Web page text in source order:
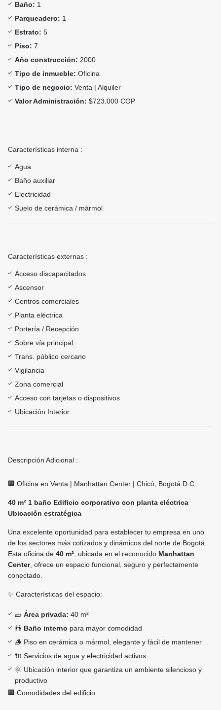
Baño: 1
Parqueadero: 1
Estrato: 5
Piso: 7
Año construcción: 2000
Tipo de inmueble: Oficina
Tipo de negocio: Venta | Alquiler
Valor Administración: $723.000 COP
Características interna :
Agua
Baño auxiliar
Electricidad
Suelo de cerámica / mármol
Características externas :
Acceso discapacitados
Ascensor
Centros comerciales
Planta eléctrica
Portería / Recepción
Sobre vía principal
Trans. público cercano
Vigilancia
Zona comercial
Acceso con tarjetas o dispositivos
Ubicación Interior
Descripción Adicional :
🏢 Oficina en Venta | Manhattan Center | Chicó, Bogotá D.C.
40 m² 1 baño Edificio corporativo con planta eléctrica
Ubicación estratégica
Una excelente oportunidad para establecer tu empresa en uno
de los sectores más cotizados y dinámicos del norte de Bogotá.
Esta oficina de 40 m² , ubicada en el reconocido Manhattan
Center, ofrece un espacio funcional, seguro y perfectamente
conectado.
✨ Características del espacio:
🧱 Área privada: 40 m²
🚻 Baño interno para mayor comodidad
🪵 Piso en cerámica o mármol, elegante y fácil de mantener
🔌 Servicios de agua y electricidad activos
🌞 Ubicación interior que garantiza un ambiente silencioso y
productivo
🏢 Comodidades del edificio: